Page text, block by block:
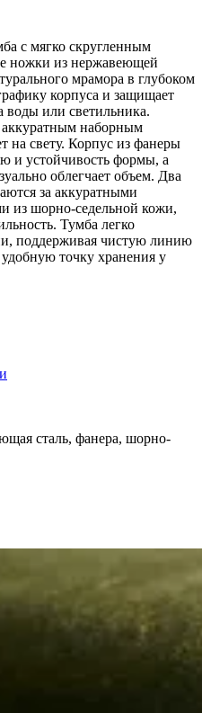
с мягко скругленным
ножки из нержавеющей
мрамора в глубоком
корпуса и защищает
воды или светильника.
наборным
на свету. Корпус из фанеры
и устойчивость формы, а
облегчает объем. Два
за аккуратными
из шорно-седельной кожи,
Тумба легко
поддерживая чистую линию
точку хранения у
сталь, фанера, шорно-